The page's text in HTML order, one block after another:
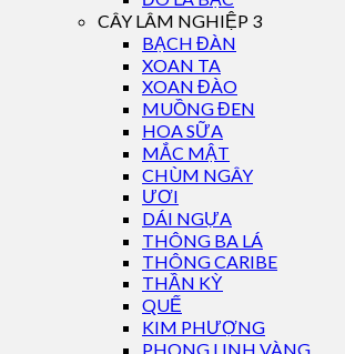
CÂY LÂM NGHIỆP 3
BẠCH ĐÀN
XOAN TA
XOAN ĐÀO
MUỒNG ĐEN
HOA SỮA
MẮC MẬT
CHÙM NGÂY
ƯƠI
DÁI NGỰA
THÔNG BA LÁ
THÔNG CARIBE
THẦN KỲ
QUẾ
KIM PHƯỢNG
PHONG LINH VÀNG